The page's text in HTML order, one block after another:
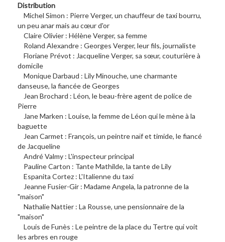
Distribution
Michel Simon : Pierre Verger, un chauffeur de taxi bourru,
un peu anar mais au cœur d'or
Claire Olivier : Hélène Verger, sa femme
Roland Alexandre : Georges Verger, leur fils, journaliste
Floriane Prévot : Jacqueline Verger, sa sœur, couturière à
domicile
Monique Darbaud : Lily Minouche, une charmante
danseuse, la fiancée de Georges
Jean Brochard : Léon, le beau-frère agent de police de
Pierre
Jane Marken : Louise, la femme de Léon qui le mène à la
baguette
Jean Carmet : François, un peintre naïf et timide, le fiancé
de Jacqueline
André Valmy : L'inspecteur principal
Pauline Carton : Tante Mathilde, la tante de Lily
Espanita Cortez : L'Italienne du taxi
Jeanne Fusier-Gir : Madame Angela, la patronne de la
"maison"
Nathalie Nattier : La Rousse, une pensionnaire de la
"maison"
Louis de Funès : Le peintre de la place du Tertre qui voit
les arbres en rouge